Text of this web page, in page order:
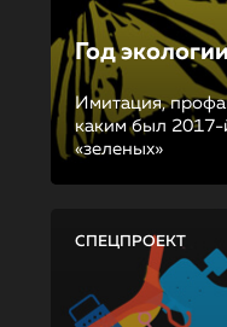
Год
Имитация,
каким был 2017-
«зеленых»
СПЕЦПРОЕКТ